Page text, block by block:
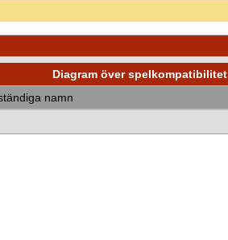
Diagram över spelkompatibilitet
namn